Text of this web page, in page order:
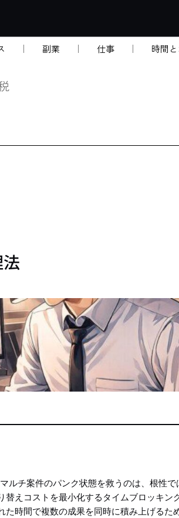
副業 仕事 時間
ルチ案件のパンク状態を救うのは、根性
えコストを最小化するタイムブロッキン
時間で複数の成果を同時に積み上げるた